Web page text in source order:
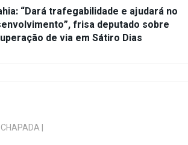
“Dará trafegabilidade e ajudará no
frisa deputado sobre
de via em Sátiro Dias
|